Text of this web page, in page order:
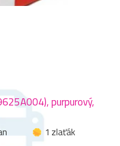
purpurový,
1 zlaťák